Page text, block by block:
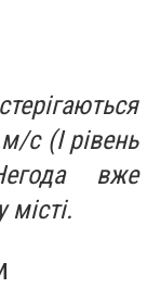
с (І рівень
вже